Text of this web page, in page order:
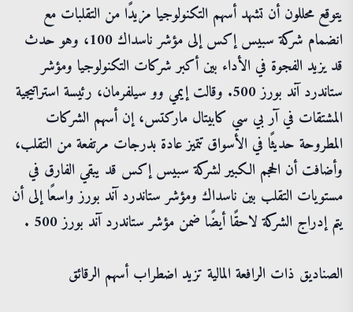
يتوقع محللون أن تشهد أسهم التكنولوجيا مزيدًا من التقلبات مع
انضمام شركة سبيس إكس إلى مؤشر ناسداك 100، وهو حدث
قد يزيد الفجوة في الأداء بين أكبر شركات التكنولوجيا ومؤشر
ستاندرد آند بورز 500. وقالت إيمي وو سيلفرمان، رئيسة استراتيجية
المشتقات في آر بي سي كابيتال ماركتس، إن أسهم الشركات
المطروحة حديثًا في الأسواق تتميز عادة بدرجات مرتفعة من التقلب،
وأضافت أن الحجم الكبير لشركة سبيس إكس قد يبقي الفارق في
مستويات التقلب بين ناسداك ومؤشر ستاندرد آند بورز واسعًا إلى أن
يتم إدراج الشركة لاحقًا أيضًا ضمن مؤشر ستاندرد آند بورز 500 .
الصناديق ذات الرافعة المالية تزيد اضطراب أسهم الرقائق